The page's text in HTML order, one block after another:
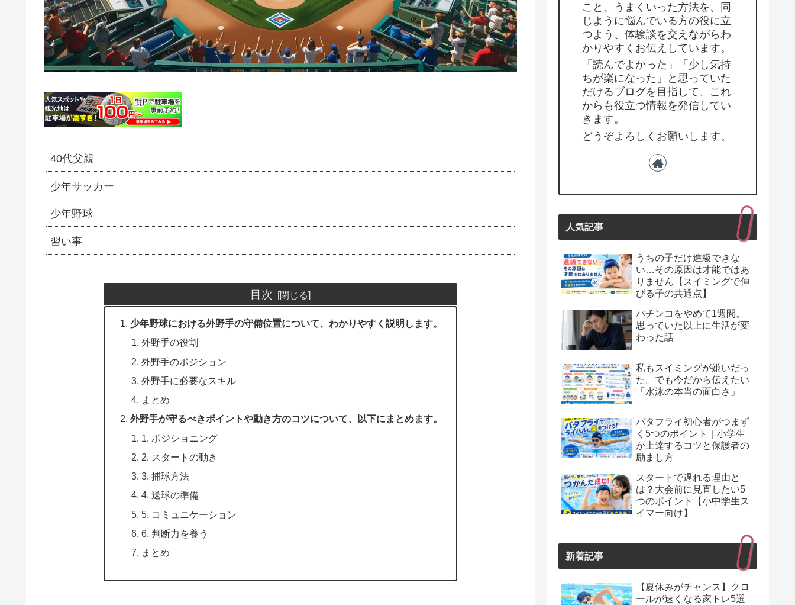
40代父親
少年サッカー
少年野球
習い事
目次
少年野球における外野手の守備位置について、わかりやすく説明します。
外野手の役割
外野手のポジション
外野手に必要なスキル
まとめ
外野手が守るべきポイントや動き方のコツについて、以下にまとめます。
1. ポジショニング
2. スタートの動き
3. 捕球方法
4. 送球の準備
5. コミュニケーション
6. 判断力を養う
まとめ
こと、うまくいった方法を、同
じように悩んでいる方の役に立
つよう、体験談を交えながらわ
かりやすくお伝えしています。
「読んでよかった」「少し気持
ちが楽になった」と思っていた
だけるブログを目指して、これ
からも役立つ情報を発信してい
きます。
どうぞよろしくお願いします。
人気記事
うちの子だけ進級できな
い…その原因は才能ではあ
りません【スイミングで伸
びる子の共通点】
パチンコをやめて1週間。
思っていた以上に生活が変
わった話
私もスイミングが嫌いだっ
た。でも今だから伝えたい
「水泳の本当の面白さ」
バタフライ初心者がつまず
く5つのポイント｜小学生
が上達するコツと保護者の
励まし方
スタートで遅れる理由と
は？大会前に見直したい5
つのポイント【小中学生ス
イマー向け】
新着記事
【夏休みがチャンス】クロ
ールが速くなる家トレ5選